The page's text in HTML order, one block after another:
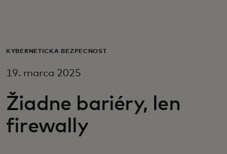
Pre firmy
Pre inovátorov
KYBERNETICKÁ BEZPEČNOSŤ
19. marca 2025
Žiadne bariéry, len
firewally